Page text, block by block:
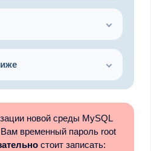
новой среды MySQL
временный пароль root
стоит записать: